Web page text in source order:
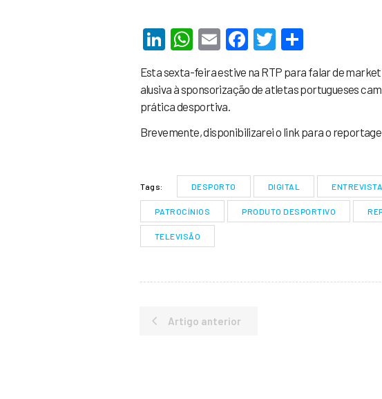
LinkedIn
WhatsApp
EmailFacebook
Twitter
Share
Esta sexta-feira estive na RTP para falar de
alusiva à sponsorização de atletas portugueses
prática desportiva.
Brevemente, disponibilizarei o link para o
Tags: DESPORTO DIGITAL ENTREVISTA
PATROCÍNIOS PRODUTO DESPORTIVO
TELEVISÃO
Artigo anterior